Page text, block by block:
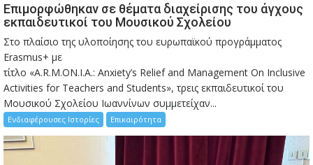
Eπιμορφώθηκαν σε θέματα διαχείρισης του άγχους
εκπαιδευτικοί του Μουσικού Σχολείου
Στο πλαίσιο της υλοποίησης του ευρωπαϊκού προγράμματος
Erasmus+ με
τίτλο «A.R.M.ON.I.A.: Anxiety’s Relief and Management On Inclusive
Activities for Teachers and Students», τρεις εκπαιδευτικοί του
Μουσικού Σχολείου Ιωαννίνων συμμετείχαν...
Ενδιαφέρουσες Ιστορίες Επικαιρότητα